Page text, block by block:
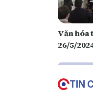
Văn hóa
26/5/
TIN